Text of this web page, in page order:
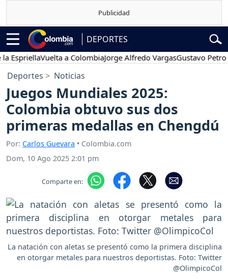
DEPORTES
Vuelta a ColombiaJorge Alfredo VargasGustavo Petro
Deportes Noticias
Juegos Mundiales 2025:
Colombia obtuvo sus dos
primeras medallas en Chengdú
Por: Carlos Guevara • Colombia.com
Dom, 10 Ago 2025 2:01 pm
Comparte en:
La natación con aletas se presentó como la primera disciplina
en otorgar metales para nuestros deportistas. Foto: Twitter
@OlimpicoCol